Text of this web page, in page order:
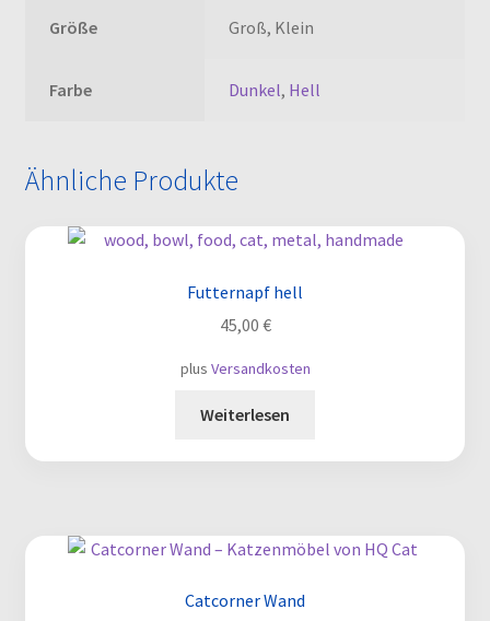
Größe Groß, Klein
Farbe Dunkel, Hell
Ähnliche Produkte
Futternapf hell
45,00 €
plus Versandkosten
Weiterlesen
Catcorner Wand